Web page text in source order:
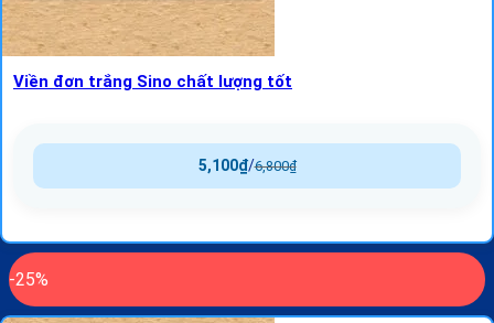
Viền đơn trắng Sino chất lượng tốt
6,800₫
/
5,100₫
-25%